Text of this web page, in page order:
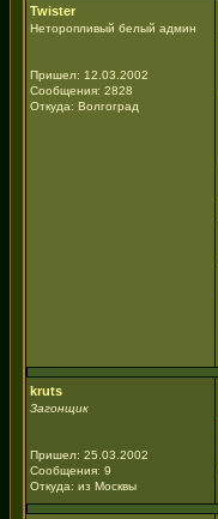
Twister
Неторопливый белый админ
Пришел: 12.03.2002
Сообщения: 2828
Откуда: Волгоград
kruts
Загонщик
Пришел: 25.03.2002
Сообщения: 9
Откуда: из Москвы